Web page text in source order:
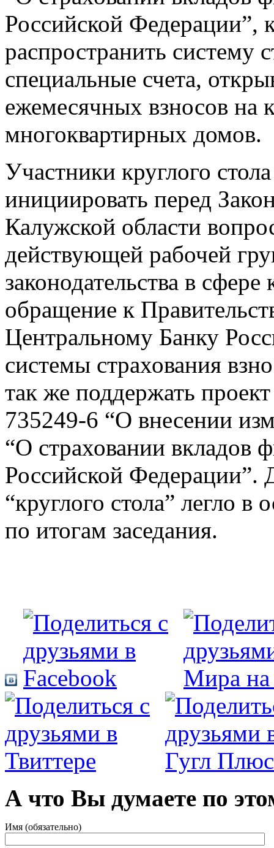
Российской Федерации”,
распространить систему
специальные счета,
ежемесячных взносов на
многоквартирных домов.
Участники круглого
инициировать перед
Калужской области
действующей рабочей
законодательства в
обращение к
Центральному Банку
системы страхования
так же поддержать
735249-6 “О внесении
“О страховании вкладов
Российской Федерации”.
“круглого стола” легло
по итогам заседания.
А что Вы думаете по
Имя (обязательно)